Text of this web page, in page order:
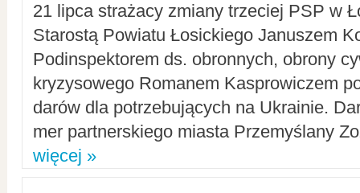
21 lipca strażacy zmiany trzeciej PSP w
Starostą Powiatu Łosickiego Januszem
Podinspektorem ds. obronnych, obrony
kryzysowego Romanem Kasprowiczem
darów dla potrzebujących na Ukrainie.
mer partnerskiego miasta Przemyślany
więcej »